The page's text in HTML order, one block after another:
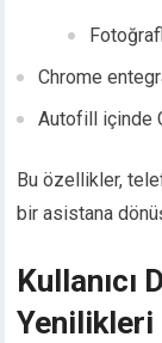
Chrome
Autofill içinde
Bu özellikler,
bir asistana
Kullanıcı
Yenilikleri